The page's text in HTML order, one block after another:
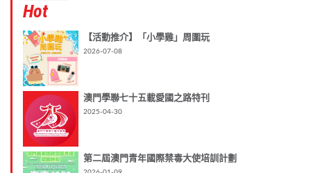
Hot
【活動推介】「小學雞」周圍玩
2026-07-08
澳門學聯七十五載愛國之路特刊
2025-04-30
第二屆澳門青年國際禁毒大使培訓計劃